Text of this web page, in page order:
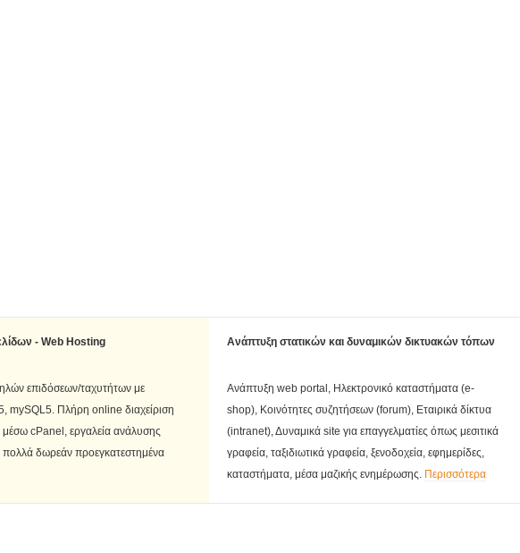
- Web Hosting
επιδόσεων/ταχυτήτων με
mySQL5. Πλήρη online διαχείριση
cPanel, εργαλεία ανάλυσης
πολλά δωρεάν προεγκατεστημένα
Ανάπτυξη στατικών και δυναμικών δικτυακών τόπων
Ανάπτυξη web portal, Ηλεκτρονικό καταστήματα (e-
shop), Κοινότητες συζητήσεων (forum), Εταιρικά δίκτυα
(intranet), Δυναμικά site για επαγγελματίες όπως μεσιτικά
γραφεία, ταξιδιωτικά γραφεία, ξενοδοχεία, εφημερίδες,
καταστήματα, μέσα μαζικής ενημέρωσης. Περισσότερα